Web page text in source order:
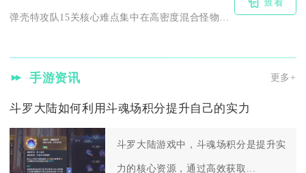
查看
手游资讯 更多+
斗罗大陆如何利用斗魂场积分提升自己的实力
斗罗大陆游戏中，斗魂场积分是提升实
力的核心资源，通过高效获取...